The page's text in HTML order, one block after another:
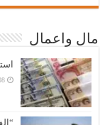
مال واعمال